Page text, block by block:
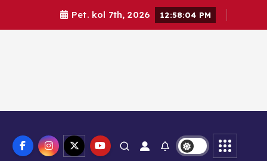
Pet. kol 7th, 2026 12:58:05 PM